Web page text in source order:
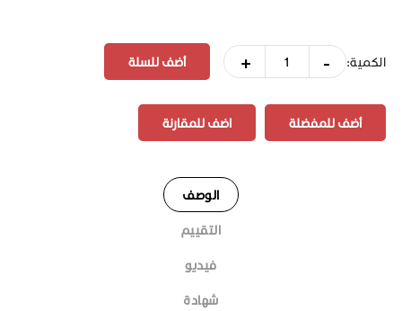
الكمية: -
+
أضف للمفضلة اضف للمقارنة
الوصف
التقييم
فيديو
شهادة